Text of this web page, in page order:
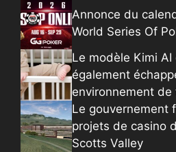
Annonce du
World Series Of
Le modèle Kimi AI
également
environnement de
Le gouvernement
projets de casino
Scotts Valley